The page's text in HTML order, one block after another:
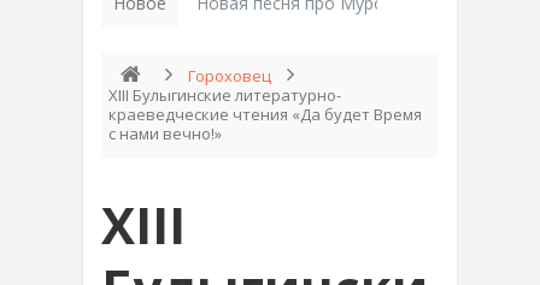
Гороховец
XIII Булыгинские литературно-
краеведческие чтения «Да будет Время
с нами вечно!»
XIII